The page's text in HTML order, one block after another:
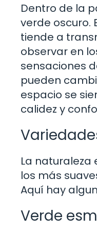
Dentro de la
verde oscuro.
tiende a
observar en
sensaciones
pueden
espacio se
calidez y
La
los más
Aquí hay
Verde